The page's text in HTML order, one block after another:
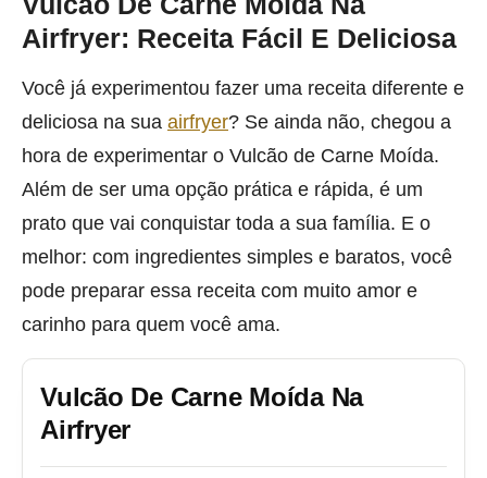
Airfryer: Receita Fácil E Deliciosa
Você já experimentou fazer uma receita diferente e
deliciosa na sua airfryer? Se ainda não, chegou a
hora de experimentar o Vulcão de Carne Moída.
Além de ser uma opção prática e rápida, é um
prato que vai conquistar toda a sua família. E o
melhor: com ingredientes simples e baratos, você
pode preparar essa receita com muito amor e
carinho para quem você ama.
Vulcão De Carne Moída Na
Airfryer